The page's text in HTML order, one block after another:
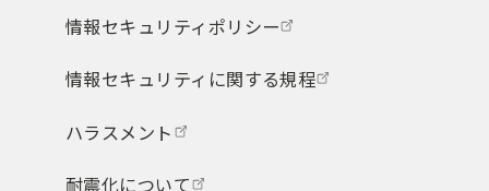
情報セキュリティポリシー
情報セキュリティに関する規程
ハラスメント
耐震化について